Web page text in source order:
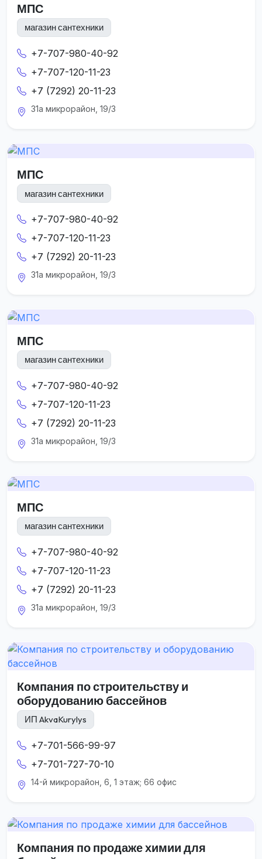
МПС
магазин сантехники
+7-707-980-40-92
+7-707-120-11-23
+7 (7292) 20-11-23
31а микрорайон, 19/3
МПС
магазин сантехники
+7-707-980-40-92
+7-707-120-11-23
+7 (7292) 20-11-23
31а микрорайон, 19/3
МПС
магазин сантехники
+7-707-980-40-92
+7-707-120-11-23
+7 (7292) 20-11-23
31а микрорайон, 19/3
МПС
магазин сантехники
+7-707-980-40-92
+7-707-120-11-23
+7 (7292) 20-11-23
31а микрорайон, 19/3
Компания по строительству и
оборудованию бассейнов
ИП AkvaKurylys
+7-701-566-99-97
+7-701-727-70-10
14-й микрорайон, 6, 1 этаж; 66 офис
Компания по продаже химии для